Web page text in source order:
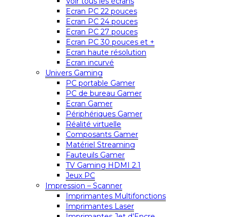
Ecran PC 22 pouces
Ecran PC 24 pouces
Ecran PC 27 pouces
Ecran PC 30 pouces et +
Ecran haute résolution
Ecran incurvé
Univers Gaming
PC portable Gamer
PC de bureau Gamer
Ecran Gamer
Périphériques Gamer
Réalité virtuelle
Composants Gamer
Matériel Streaming
Fauteuils Gamer
TV Gaming HDMI 2.1
Jeux PC
Impression – Scanner
Imprimantes Multifonctions
Imprimantes Laser